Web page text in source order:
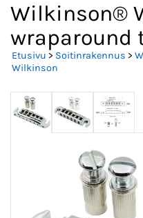
Wilkinson®
wraparound
Etusivu > Soitinrakennus >
Wilkinson